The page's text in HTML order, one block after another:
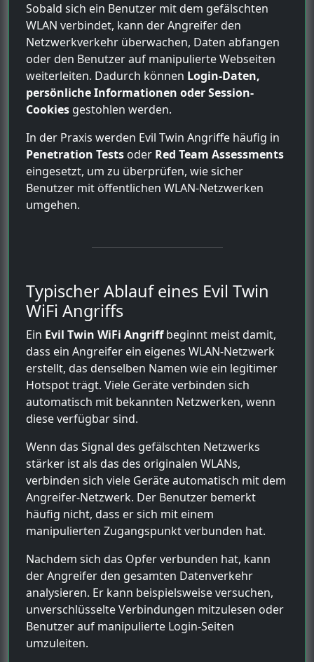
Sobald sich ein Benutzer mit dem gefälschten
WLAN verbindet, kann der Angreifer den
Netzwerkverkehr überwachen, Daten abfangen
oder den Benutzer auf manipulierte Webseiten
weiterleiten. Dadurch können Login-Daten,
persönliche Informationen oder Session-
Cookies gestohlen werden.
In der Praxis werden Evil Twin Angriffe häufig in
Penetration Tests oder Red Team Assessments
eingesetzt, um zu überprüfen, wie sicher
Benutzer mit öffentlichen WLAN-Netzwerken
umgehen.
Typischer Ablauf eines Evil Twin
WiFi Angriffs
Ein Evil Twin WiFi Angriffbeginnt meist damit,
dass ein Angreifer ein eigenes WLAN-Netzwerk
erstellt, das denselben Namen wie ein legitimer
Hotspot trägt. Viele Geräte verbinden sich
automatisch mit bekannten Netzwerken, wenn
diese verfügbar sind.
Wenn das Signal des gefälschten Netzwerks
stärker ist als das des originalen WLANs,
verbinden sich viele Geräte automatisch mit dem
Angreifer-Netzwerk. Der Benutzer bemerkt
häufig nicht, dass er sich mit einem
manipulierten Zugangspunkt verbunden hat.
Nachdem sich das Opfer verbunden hat, kann
der Angreifer den gesamten Datenverkehr
analysieren. Er kann beispielsweise versuchen,
unverschlüsselte Verbindungen mitzulesen oder
Benutzer auf manipulierte Login-Seiten
umzuleiten.